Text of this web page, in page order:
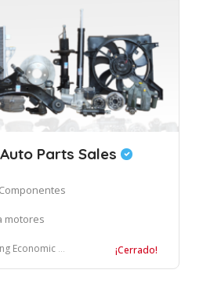
Parts Sales
motores
City, Anhui Province, China ¡Cerrado!